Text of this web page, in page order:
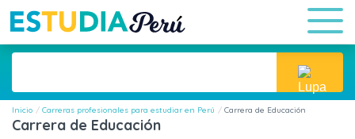
Inicio Carreras profesionales para estudiar en Perú Carrera de Educación
Carrera de Educación